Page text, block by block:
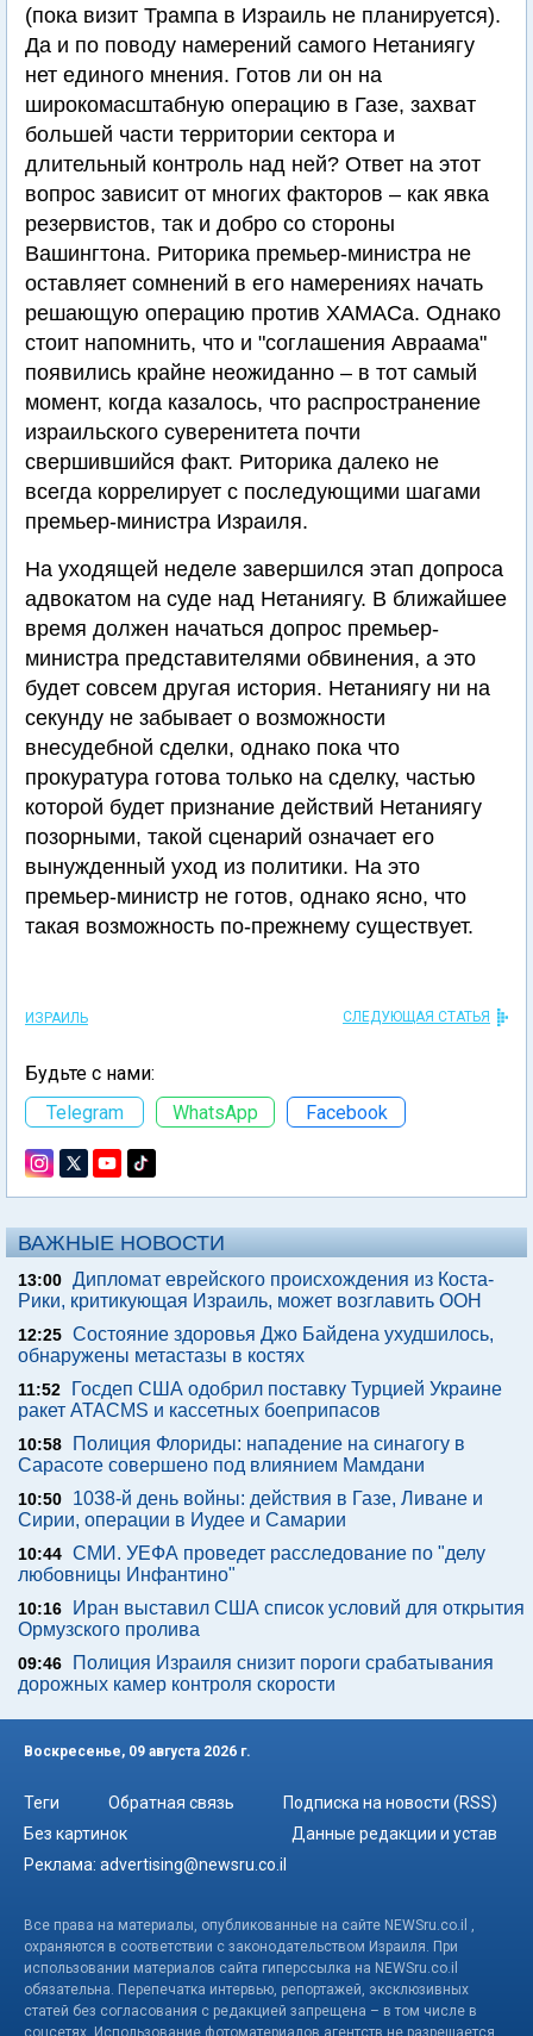
(пока визит Трампа в Израиль не планируется).
Да и по поводу намерений самого Нетаниягу
нет единого мнения. Готов ли он на
широкомасштабную операцию в Газе, захват
большей части территории сектора и
длительный контроль над ней? Ответ на этот
вопрос зависит от многих факторов – как явка
резервистов, так и добро со стороны
Вашингтона. Риторика премьер-министра не
оставляет сомнений в его намерениях начать
решающую операцию против ХАМАСа. Однако
стоит напомнить, что и "соглашения Авраама"
появились крайне неожиданно – в тот самый
момент, когда казалось, что распространение
израильского суверенитета почти
свершившийся факт. Риторика далеко не
всегда коррелирует с последующими шагами
премьер-министра Израиля.
На уходящей неделе завершился этап допроса
адвокатом на суде над Нетаниягу. В ближайшее
время должен начаться допрос премьер-
министра представителями обвинения, а это
будет совсем другая история. Нетаниягу ни на
секунду не забывает о возможности
внесудебной сделки, однако пока что
прокуратура готова только на сделку, частью
которой будет признание действий Нетаниягу
позорными, такой сценарий означает его
вынужденный уход из политики. На это
премьер-министр не готов, однако ясно, что
такая возможность по-прежнему существует.
ИЗРАИЛЬ СЛЕДУЮЩАЯ СТАТЬЯ
Будьте с нами:
Telegram
WhatsApp Facebook
ВАЖНЫЕ НОВОСТИ
13:00 Дипломат еврейского происхождения из Коста-
Рики, критикующая Израиль, может возглавить ООН
12:25 Состояние здоровья Джо Байдена ухудшилось,
обнаружены метастазы в костях
11:52
Госдеп США одобрил поставку Турцией Украине
ракет ATACMS и кассетных боеприпасов
10:58
Полиция Флориды: нападение на синагогу в
Сарасоте совершено под влиянием Мамдани
10:50
1038-й день войны: действия в Газе, Ливане и
Сирии, операции в Иудее и Самарии
10:44 СМИ. УЕФА проведет расследование по "делу
любовницы Инфантино"
10:16
Иран выставил США список условий для открытия
Ормузского пролива
09:46
Полиция Израиля снизит пороги срабатывания
дорожных камер контроля скорости
Воскресенье, 09 августа 2026 г.
Теги Обратная связь
Подписка на новости (RSS)
Без картинок
Данные редакции и устав
Реклама: advertising@newsru.co.il
Все права на материалы, опубликованные на сайте NEWSru.co.il ,
охраняются в соответствии с законодательством Израиля. При
использовании материалов сайта гиперссылка на NEWSru.co.il
обязательна. Перепечатка интервью, репортажей, эксклюзивных
статей без согласования с редакцией запрещена – в том числе в
соцсетях. Использование фотоматериалов агентств не разрешается.